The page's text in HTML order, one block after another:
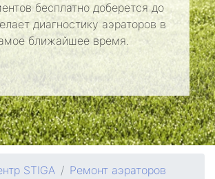
бесплатно доберется до
диагностику аэраторов в
ближайшее время.
STIGA
Ремонт аэраторов